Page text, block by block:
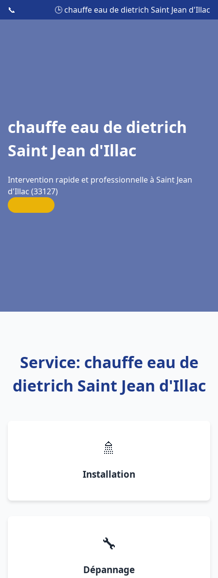
📞 🕒 chauffe eau de dietrich Saint Jean d'Illac
chauffe eau de dietrich
Saint Jean d'Illac
Intervention rapide et professionnelle à Saint Jean
d'Illac (33127)
Service: chauffe eau de
dietrich Saint Jean d'Illac
🚿
Installation
🔧
Dépannage